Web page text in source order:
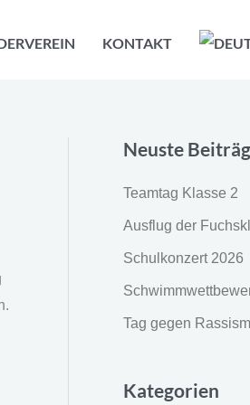
KONTAKT
Neuste
Teamtag Klasse 2
Ausflug der
Schulkonzert 2026
Tag gegen
Kategorien